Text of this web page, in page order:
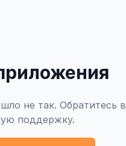
не так. Обратитесь в
поддержку.